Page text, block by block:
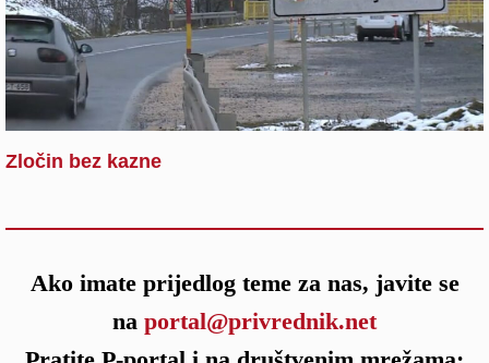
Zločin bez kazne
Ako imate prijedlog teme za nas, javite se
na portal@privrednik.net